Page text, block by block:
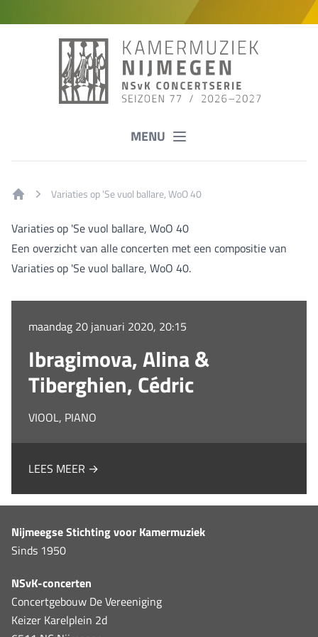
MENU
Variaties op 'Se vuol ballare, WoO 40
Variaties op 'Se vuol ballare, WoO 40
Een overzicht van alle concerten met een compositie van
Variaties op 'Se vuol ballare, WoO 40.
maandag 20 januari 2020, 20:15
Ibragimova, Alina &
Tiberghien, Cédric
VIOOL, PIANO
LEES MEER →
Nijmeegse Stichting voor Kamermuziek
Sinds 1950
NSvK-concerten
Concertgebouw De Vereeniging
Keizer Karelplein 2d